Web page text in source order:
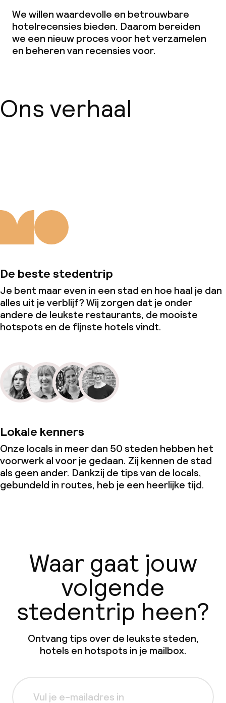
We willen waardevolle en betrouwbare
hotelrecensies bieden. Daarom bereiden
we een nieuw proces voor het verzamelen
en beheren van recensies voor.
Ons verhaal
De beste stedentrip
Je bent maar even in een stad en hoe haal je dan
alles uit je verblijf? Wij zorgen dat je onder
andere de leukste restaurants, de mooiste
hotspots en de fijnste hotels vindt.
Lokale kenners
Onze locals in meer dan 50 steden hebben het
voorwerk al voor je gedaan. Zij kennen de stad
als geen ander. Dankzij de tips van de locals,
gebundeld in routes, heb je een heerlijke tijd.
Waar gaat jouw
volgende
stedentrip heen?
Ontvang tips over de leukste steden,
hotels en hotspots in je mailbox.